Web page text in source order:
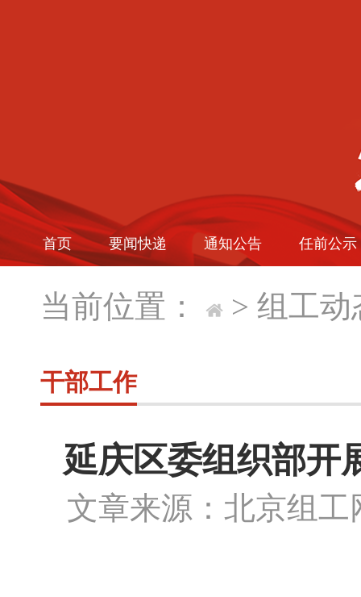
首页 要闻快递 通知公告 任前公示
当前位置： > 组工动
干部工作
延庆区委组织部开
文章来源：北京